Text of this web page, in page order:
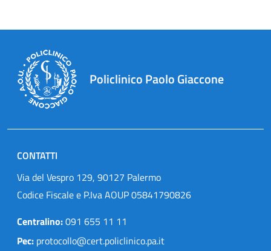
Policlinico Paolo Giaccone
CONTATTI
Via del Vespro 129, 90127 Palermo
Codice Fiscale e P.Iva AOUP 05841790826
Centralino:091 655 11 11
Pec: protocollo@cert.policlinico.pa.it